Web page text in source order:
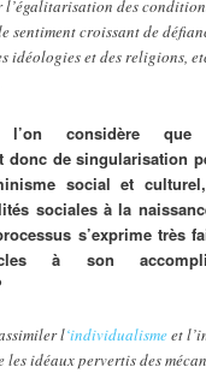
l’égalitarisation des
sentiment croissant de
idéologies et des religions,
l’on considère que
donc de singularisation
social et
sociales à la
s’exprime très
à son
l‘individualismeet
idéaux pervertis des